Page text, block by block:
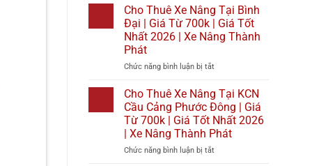
Thuê
Xe
Nâng
Tại
Ninh
Giá
Từ
700k
|
Giá
Tốt
Cho Thuê Xe Nâng Tại Bình
Đại | Giá Từ 700k | Giá Tốt
Nhất 2026 | Xe Nâng Thành
Phát
Chức năng bình luận bị tắtở
Thuê
Xe
Nâng
Tại
Bình
Đại
Cho Thuê Xe Nâng Tại KCN
Cầu Cảng Phước Đông | Giá
Từ 700k | Giá Tốt Nhất 2026
| Xe Nâng Thành Phát
Chức năng bình luận bị tắtở